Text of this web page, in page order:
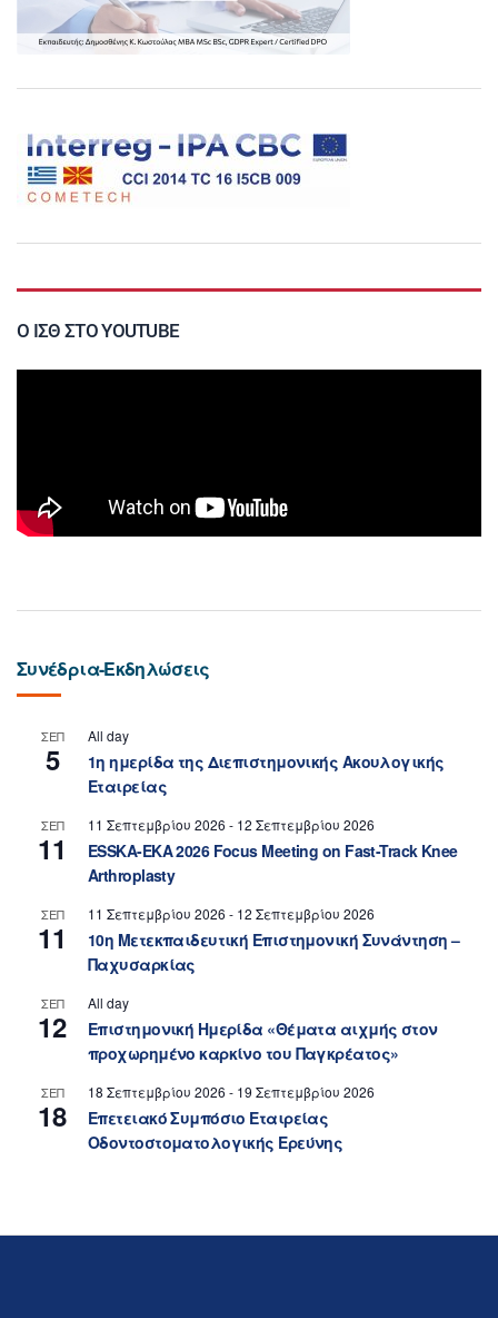
Ο ΙΣΘ ΣΤΟ YOUTUBE
Συνέδρια-Εκδηλώσεις
ΣΕΠ
5
All day
1η ημερίδα της Διεπιστημονικής Ακουλογικής
Εταιρείας
ΣΕΠ
11
11 Σεπτεμβρίου 2026 - 12 Σεπτεμβρίου 2026
ESSKA-EKA 2026 Focus Meeting on Fast-Track Knee
Arthroplasty
ΣΕΠ
11
11 Σεπτεμβρίου 2026 - 12 Σεπτεμβρίου 2026
10η Μετεκπαιδευτική Επιστημονική Συνάντηση –
Παχυσαρκίας
ΣΕΠ
12
All day
Επιστημονική Ημερίδα «Θέματα αιχμής στον
προχωρημένο καρκίνο του Παγκρέατος»
ΣΕΠ
18
18 Σεπτεμβρίου 2026 - 19 Σεπτεμβρίου 2026
Επετειακό Συμπόσιο Εταιρείας
Οδοντοστοματολογικής Ερεύνης